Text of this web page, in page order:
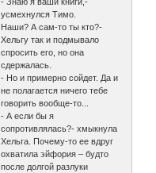
усмехнулся Тимо.
Наши? А сам-то ты кто?-
Хельгу так и подмывало
спросить его, но она
сдержалась.
- Но и примерно сойдет. Да и
не полагается ничего тебе
говорить вообще-то...
- А если бы я
сопротивлялась?- хмыкнула
Хельга. Почему-то ее вдруг
охватила эйфория – будто
после долгой разлуки